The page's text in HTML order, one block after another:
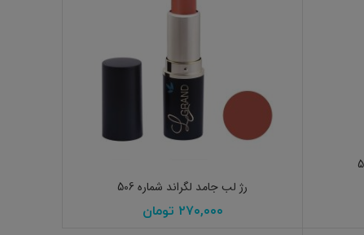
افزودن به سبد خرید
رژ لب جامد لگراند شماره 506
۲۷۰,۰۰۰ تومان